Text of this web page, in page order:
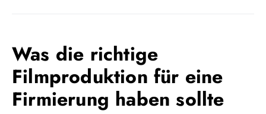
Was die richtige
Filmproduktion für eine
Firmierung haben sollte